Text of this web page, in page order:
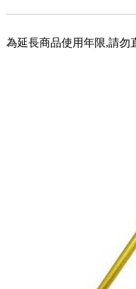
為延長商品使用年限,請勿